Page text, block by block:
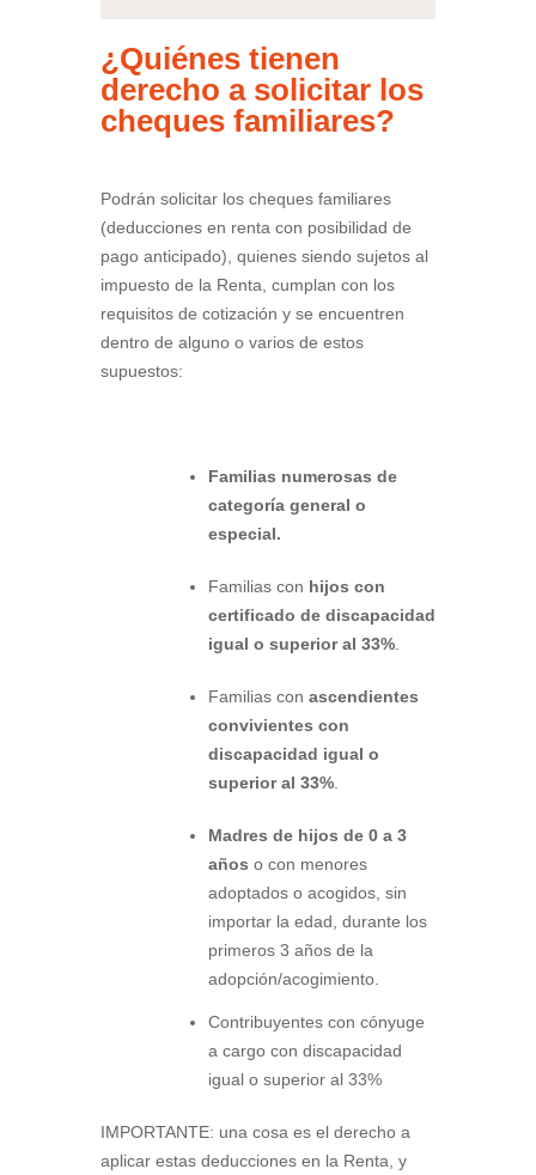
¿Quiénes tienen
derecho a solicitar los
cheques familiares?
Podrán solicitar los cheques familiares
(deducciones en renta con posibilidad de
pago anticipado), quienes siendo sujetos al
impuesto de la Renta, cumplan con los
requisitos de cotización y se encuentren
dentro de alguno o varios de estos
supuestos:
Familias numerosas de
categoría general o
especial.
Familias con hijos con
certificado de discapacidad
igual o superior al 33%
Familias con ascendientes
convivientes con
discapacidad igual o
superior al 33%
Madres de hijos de 0 a 3
años o con menores
adoptados o acogidos, sin
importar la edad, durante los
primeros 3 años de la
adopción/acogimiento.
Contribuyentes con cónyuge
a cargo con discapacidad
igual o superior al 33%
IMPORTANTE: una cosa es el derecho a
aplicar estas deducciones en la Renta, y